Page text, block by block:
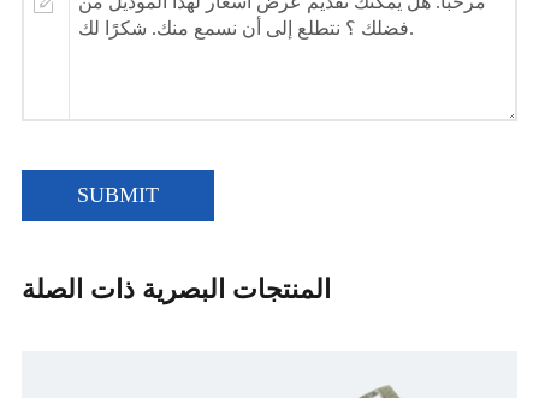
SUBMIT
المنتجات البصرية ذات الصلة